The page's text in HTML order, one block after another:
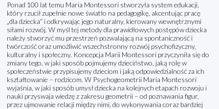
Ponad 100 lat temu Maria Montessori stworzyła system edukacji,
który rzucił zupełnie nowe światło na pedagogikę, akcentując pracę
„dla dziecka” i odkrywając jego naturalny, kierowany wewnętrznymi
siłami rozwój. W myśl tej metody dla prawidłowych postępów dziecka
należy stworzyć mu przestrzeń pozwalającą na spontaniczność i
twórczość oraz umożliwić wszechstronny rozwój psychofizyczny,
kulturalny i społeczny. Koncepcja Marii Montessori przyczyniła się do
zmiany tego, w jaki sposób pojmujemy dzieciństwo, jaką rolę w
społeczeństwie przypisujemy dzieciom i jaką odpowiedzialność za ich
kształtowanie – rodzicom. W Psychogeometrii Maria Montessori
wyjaśnia, w jaki sposób umysł dziecka na kolejnych etapach rozwoju i
nauki przyswaja wiedzę z zakresu geometrii – od poznawania figur,
przez ujmowanie relacji między nimi, do wykonywania coraz bardziej